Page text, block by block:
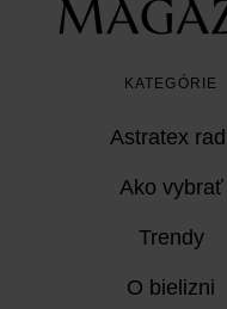
KATEGÓRIE
Astratex
Ako vybrať
Trendy
O bielizni